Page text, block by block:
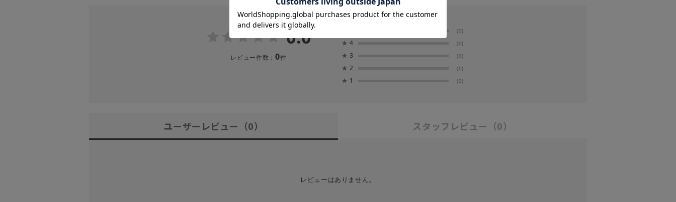
0.0
レビュー件数： 0件
(0)
★ 4 (0)
★ 3 (0)
★ 2 (0)
★ 1 (0)
ユーザーレビュー （0） スタッフレビュー （0）
レビューはありません。